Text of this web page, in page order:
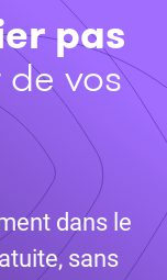
pas
vos
dans le
sans